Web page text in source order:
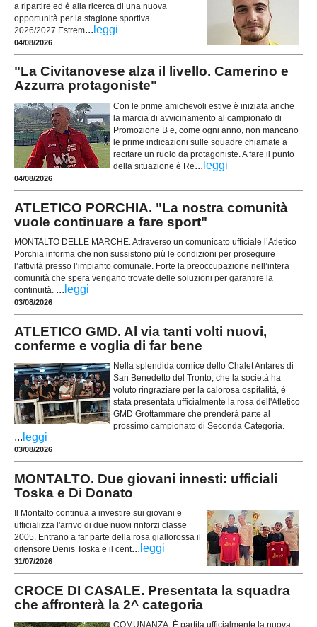
a ripartire ed è alla ricerca di una nuova
opportunità per la stagione sportiva
2026/2027.Estrem... leggi
04/08/2026
"La Civitanovese alza il livello. Camerino e
Azzurra protagoniste"
Con le prime amichevoli estive è iniziata anche
la marcia di avvicinamento al campionato di
Promozione B e, come ogni anno, non mancano
le prime indicazioni sulle squadre chiamate a
recitare un ruolo da protagoniste. A fare il punto
della situazione è Re... leggi
04/08/2026
ATLETICO PORCHIA. "La nostra comunità
vuole continuare a fare sport"
MONTALTO DELLE MARCHE. Attraverso un comunicato ufficiale l’Atletico
Porchia informa che non sussistono più le condizioni per proseguire
l’attività presso l’impianto comunale. Forte la preoccupazione nell’intera
comunità che spera vengano trovate delle soluzioni per garantire la
continuità. ... leggi
03/08/2026
ATLETICO GMD. Al via tanti volti nuovi,
conferme e voglia di far bene
Nella splendida cornice dello Chalet Antares di
San Benedetto del Tronto, che la società ha
voluto ringraziare per la calorosa ospitalità, è
stata presentata ufficialmente la rosa dell'Atletico
GMD Grottammare che prenderà parte al
prossimo campionato di Seconda Categoria.
... leggi
03/08/2026
MONTALTO. Due giovani innesti: ufficiali
Toska e Di Donato
Il Montalto continua a investire sui giovani e
ufficializza l'arrivo di due nuovi rinforzi classe
2005. Entrano a far parte della rosa giallorossa il
difensore Denis Toska e il cent... leggi
31/07/2026
CROCE DI CASALE. Presentata la squadra
che affronterà la 2^ categoria